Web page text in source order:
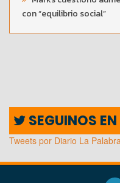
con “equilibrio social”
SEGUINOS
Tweets por Diario La Palabra